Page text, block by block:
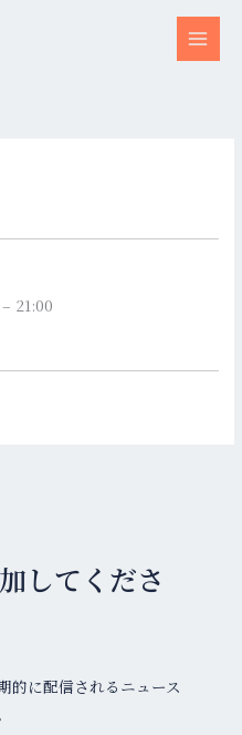
– 21:00
してくださ
的に配信されるニュース